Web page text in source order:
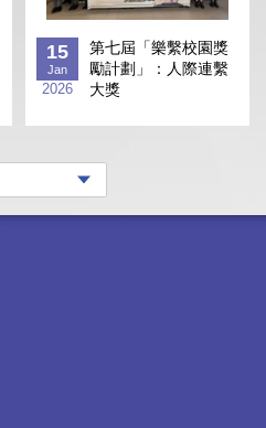
15
Jan
2026
第七屆「樂繫校園獎
勵計劃」：人際連繫
大獎